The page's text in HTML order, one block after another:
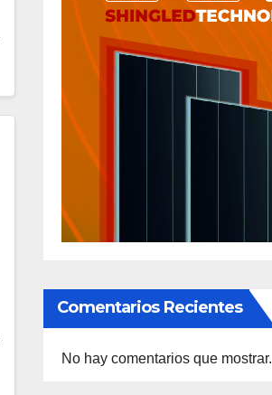
Comentarios Recientes
No hay comentarios que mostrar.